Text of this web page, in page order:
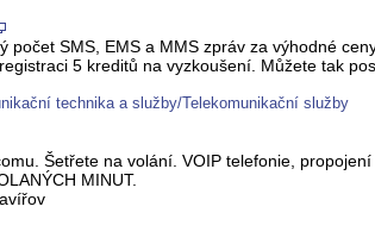
počet SMS, EMS a MMS zpráv za výhodné
5 kreditů na vyzkoušení. Můžete tak
technika a služby/Telekomunikační služby
Šetřete na volání. VOIP telefonie,
MINUT.